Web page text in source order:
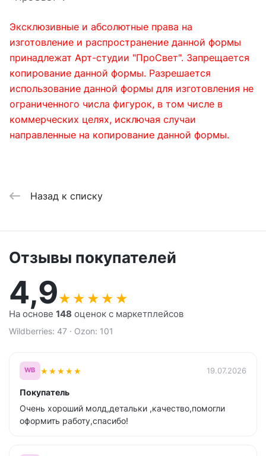
Эксклюзивные и абсолютные права на
изготовление и распространение данной формы
принадлежат Арт-студии "ПроСвет". Запрещается
копирование данной формы. Разрешается
использование данной формы для изготовления не
ограниченного числа фигурок, в том числе в
коммерческих целях, исключая случаи
направленные на копирование данной формы.
Назад к списку
Отзывы покупателей
4,9★ ★ ★ ★ ★
На основе 148 оценок с маркетплейсов
Wildberries: 47 · Ozon: 101
WB ★★★★★ 19.07.2026
Покупатель
Очень хороший молд,детальки ,качество,помогли
оформить работу,спасибо!